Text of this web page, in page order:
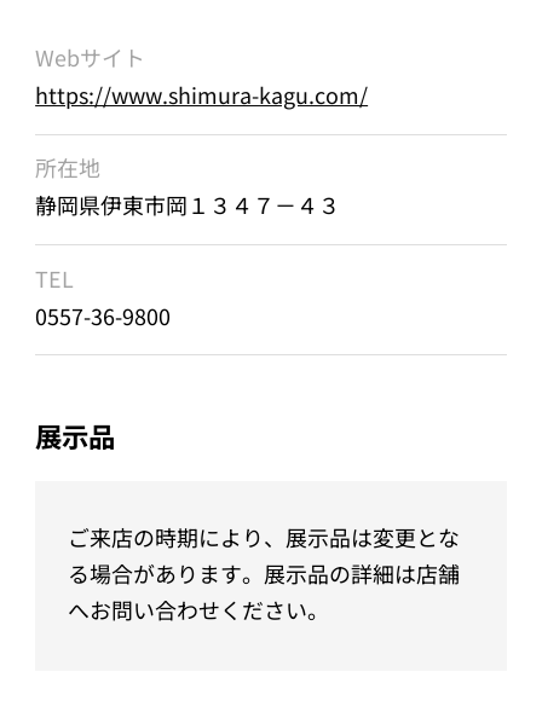
Webサイト
https://www.shimura-kagu.com/
所在地
静岡県伊東市岡１３４７－４３
TEL
0557-36-9800
展示品
ご来店の時期により、展示品は変更とな
る場合があります。展示品の詳細は店舗
へお問い合わせください。